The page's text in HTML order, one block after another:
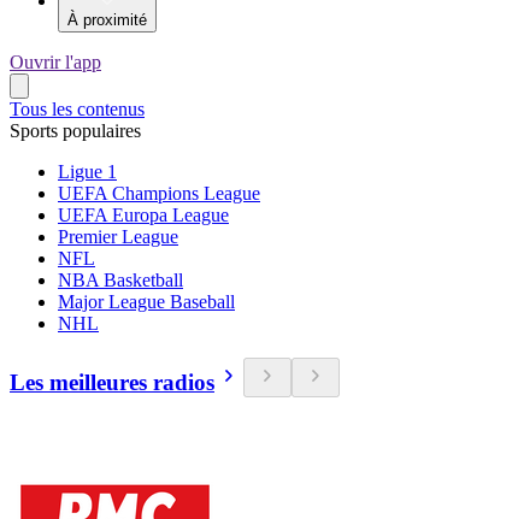
À proximité
Ouvrir l'app
Tous les contenus
Sports populaires
Ligue 1
UEFA Champions League
UEFA Europa League
Premier League
NFL
NBA Basketball
Major League Baseball
NHL
Les meilleures radios